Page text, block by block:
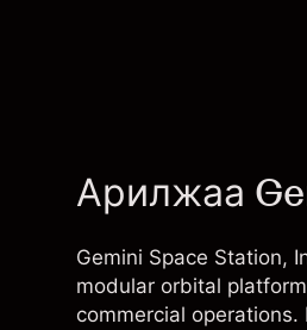
Арилжаа
Gemini Space Station,
modular orbital
commercial